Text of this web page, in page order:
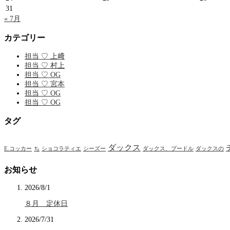
31
« 7月
カテゴリー
担当 ♡ 上﨑
担当 ♡ 村上
担当 ♡ OG
担当 ♡ 宮本
担当 ♡ OG
担当 ♡ OG
タグ
E.コッカー ち ショコラティエ シーズー ダックス ダックス、プードル ダックスの
お知らせ
2026/8/1
８月 定休日
2026/7/31